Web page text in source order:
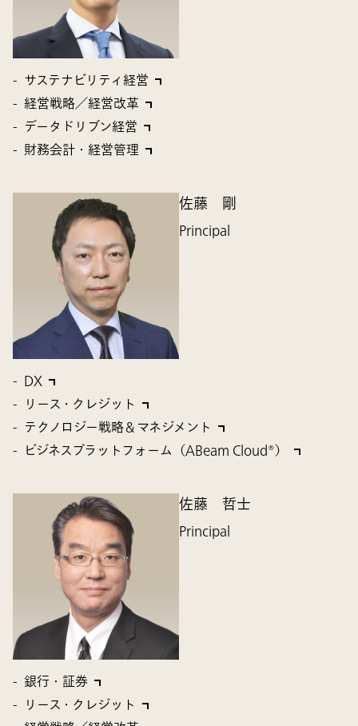
サステナビリティ経営
経営戦略／経営改革
データドリブン経営
財務会計・経営管理
佐藤 剛
Principal
DX
リース・クレジット
テクノロジー戦略＆マネジメント
ビジネスプラットフォーム（ABeam Cloud®）
佐藤 哲士
Principal
銀行・証券
リース・クレジット